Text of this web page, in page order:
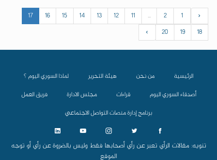
‹
1
2
...
11
12
13
14
15
16
17
18
19
20
›
الرئيسية من نحن هيئة التحرير
لماذا السوري اليوم ؟
أصدقاء السوري اليوم
قراءات مجلس الادارة
فريق العمل
برنامج إدارة منصات التواصل الاجتماعي
تنويه: مقالات الرأي تعبر عن رأي أصحابها فقط وليس بالضروة عن رأي أو توجه
الموقع